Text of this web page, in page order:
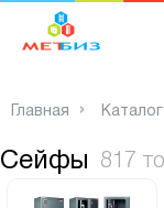
Главная
Сейфы 817